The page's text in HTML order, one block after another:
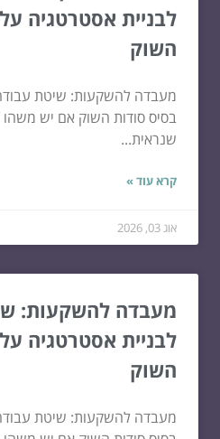
לבניית אסטרטגיה
השוק
מעבדה להשקעות: שיטת
בסיס סודות השוק אם יש
שנראית...
קרא עוד »
אוג 03, 2026
מעבדה להשקעות:
לבניית אסטרטגיה
השוק
מעבדה להשקעות: שיטת